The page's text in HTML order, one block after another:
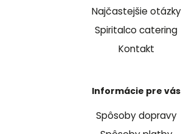
Najčastejšie otázky
Spiritalco catering
Kontakt
Informácie pre vás
Spôsoby dopravy